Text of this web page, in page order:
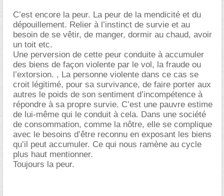
C’est encore la peur. La peur de la mendicité et du
dépouillement. Relier à l’instinct de survie et au
besoin de se vêtir, de manger, dormir au chaud, avoir
un toit etc.
Une perversion de cette peur conduite à accumuler
des biens de façon violente par le vol, la fraude ou
l’extorsion. , La personne violente dans ce cas se
croit légitimé, pour sa survivance, de faire porter aux
autres le poids de son sentiment d’incompétence à
répondre à sa propre survie. C’est une pauvre estime
de lui-même qui le conduit à cela. Dans une société
de consommation, comme la nôtre, elle se complique
avec le besoins d’être reconnu en exposant les biens
qu’il peut accumuler. Ce qui nous ramène au cycle
plus haut mentionner.
Toujours la peur.